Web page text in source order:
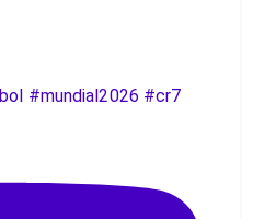
#mundial2026 #cr7